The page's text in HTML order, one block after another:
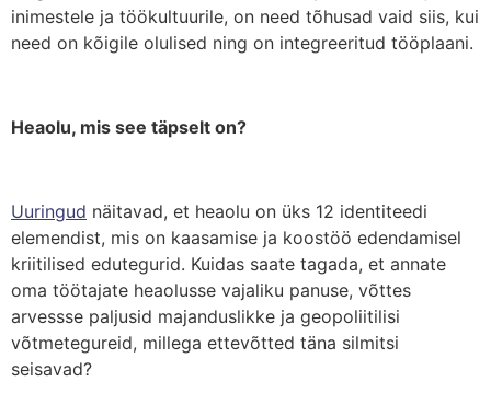
inimestele ja töökultuurile, on need tõhusad vaid siis, kui
need on kõigile olulised ning on integreeritud tööplaani.
Heaolu, mis see täpselt on?
Uuringud näitavad, et heaolu on üks 12 identiteedi
elemendist, mis on kaasamise ja koostöö edendamisel
kriitilised edutegurid. Kuidas saate tagada, et annate
oma töötajate heaolusse vajaliku panuse, võttes
arvessse paljusid majanduslikke ja geopoliitilisi
võtmetegureid, millega ettevõtted täna silmitsi
seisavad?